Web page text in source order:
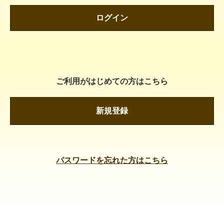
ログイン
ご利用がはじめての方はこちら
新規登録
パスワードを忘れた方はこちら